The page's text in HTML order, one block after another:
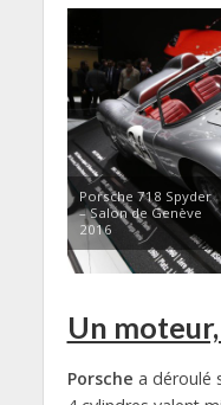
Porsche 718 Spyder
– Salon de Genève
2016
Un
Porsche a déroulé